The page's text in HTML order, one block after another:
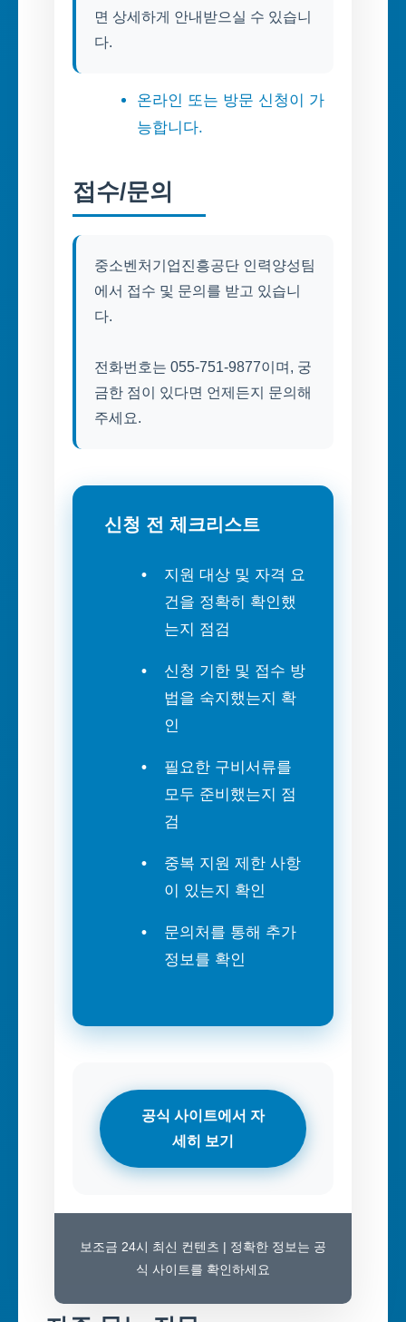
면 상세하게 안내받으실 수 있습니
다.
온라인 또는 방문 신청이 가
능합니다.
접수/문의
중소벤처기업진흥공단 인력양성팀
에서 접수 및 문의를 받고 있습니
다.
전화번호는 055-751-9877이며, 궁
금한 점이 있다면 언제든지 문의해
주세요.
신청 전 체크리스트
지원 대상 및 자격 요
건을 정확히 확인했
는지 점검
신청 기한 및 접수 방
법을 숙지했는지 확
인
필요한 구비서류를
모두 준비했는지 점
검
중복 지원 제한 사항
이 있는지 확인
문의처를 통해 추가
정보를 확인
공식 사이트에서 자
세히 보기
보조금 24시 최신 컨텐츠 | 정확한 정보는 공
식 사이트를 확인하세요